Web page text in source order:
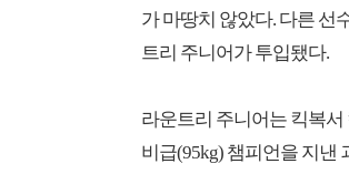
가 마땅치 않았다. 다른 선
트리 주니어가 투입됐다.
라운트리 주니어는 킥복서
비급(95kg) 챔피언을 지낸